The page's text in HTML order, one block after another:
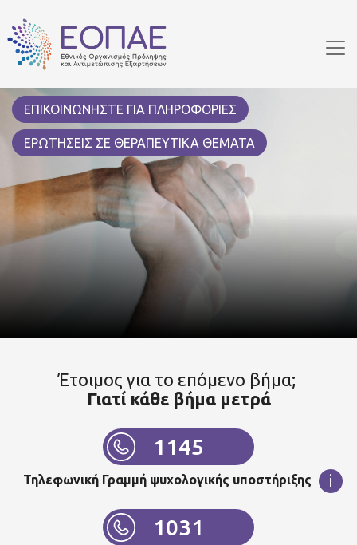
Έτοιμος για το επόμενο βήμα;
Γιατί κάθε βήμα μετρά
1145
Τηλεφωνική Γραμμή ψυχολογικής υποστήριξης i
1031
ΕΠΙΚΟΙΝΩΝΗΣΤΕ ΓΙΑ ΠΛΗΡΟΦΟΡΙΕΣ
ΕΡΩΤΗΣΕΙΣ ΣΕ ΘΕΡΑΠΕΥΤΙΚΑ ΘΕΜΑΤΑ